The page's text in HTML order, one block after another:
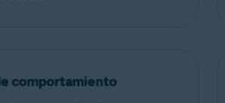
comportamiento